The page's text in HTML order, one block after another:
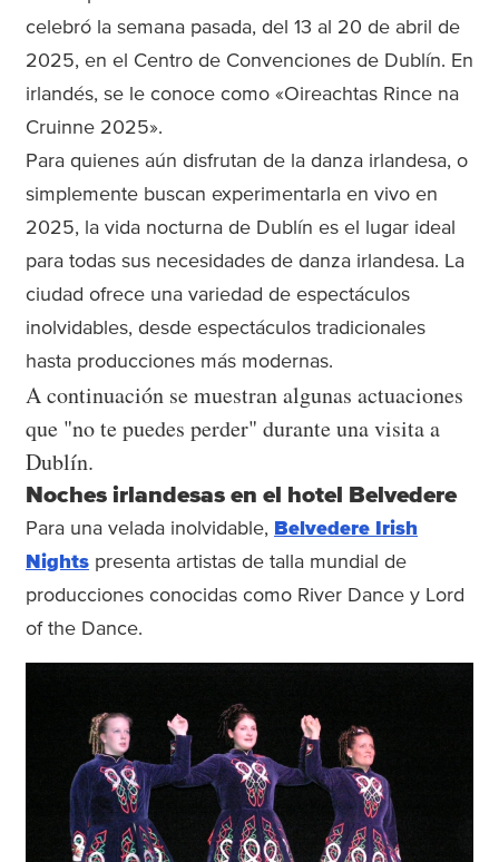
celebró la semana pasada, del 13 al 20 de abril de
2025, en el Centro de Convenciones de Dublín. En
irlandés, se le conoce como «Oireachtas Rince na
Cruinne 2025».
Para quienes aún disfrutan de la danza irlandesa, o
simplemente buscan experimentarla en vivo en
2025, la vida nocturna de Dublín es el lugar ideal
para todas sus necesidades de danza irlandesa. La
ciudad ofrece una variedad de espectáculos
inolvidables, desde espectáculos tradicionales
hasta producciones más modernas.
A continuación se muestran algunas actuaciones
que "no te puedes perder" durante una visita a
Dublín.
Noches irlandesas en el hotel Belvedere
Para una velada inolvidable, Belvedere Irish
Nights presenta artistas de talla mundial de
producciones conocidas como River Dance y Lord
of the Dance.